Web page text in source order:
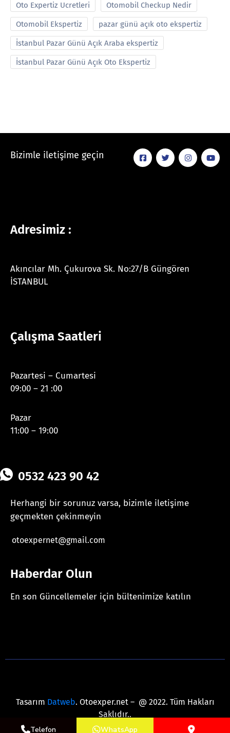
Oto Expertiz Ucretleri Otomobil Checkup Nedir
Otomobil Ekspertiz pazar günü açık oto ekspertiz
İstanbul Pazar Günü Açık Araba ekspertiz
İstanbul Pazar Günü Açık Oto Ekspertiz
Bizimle iletişime geçin
Adresimiz :
Akıncılar Mh. Çukurova Sk. No:27/B Güngören
İSTANBUL
Çalışma Saatleri
Pazartesi – Cumartesi
09:00 – 21 :00
Pazar
11:00 – 19:00
0532 423 90 42
Herhangi bir sorunuz varsa, bizimle iletişime
geçmekten çekinmeyin
otoexpernet@gmail.com
Haberdar Olun
En son Güncellemeler için bültenimize katılın
Tasarım Datweb. Otoexper.net – @ 2022. Tüm Hakları
Saklıdır..
Telefon
WhatsApp